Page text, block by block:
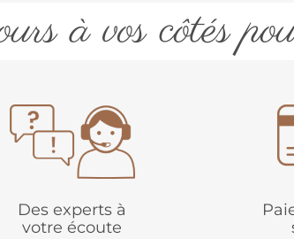
à vos côtés
Des experts à
votre écoute